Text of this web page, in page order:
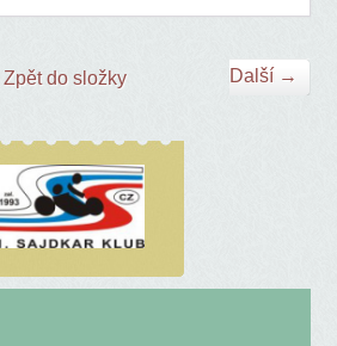
Další →
Zpět do složky